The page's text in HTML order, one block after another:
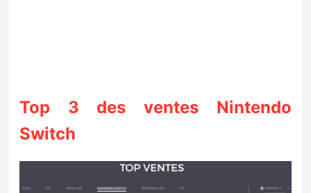
Top 3 des ventes Nintendo
Switch